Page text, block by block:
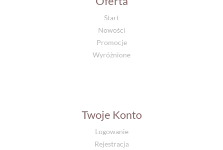
Start
Nowości
Promocje
Wyróżnione
Twoje Konto
Logowanie
Rejestracja